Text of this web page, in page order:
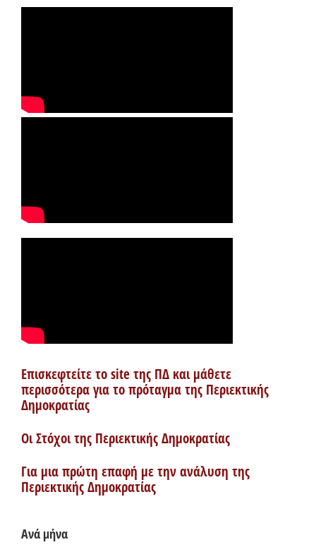
Επισκεφτείτε το site της ΠΔ και μάθετε
περισσότερα για το πρόταγμα της Περιεκτικής
Δημοκρατίας
Οι Στόχοι της Περιεκτικής Δημοκρατίας
Για μια πρώτη επαφή με την ανάλυση της
Περιεκτικής Δημοκρατίας
Ανά μήνα